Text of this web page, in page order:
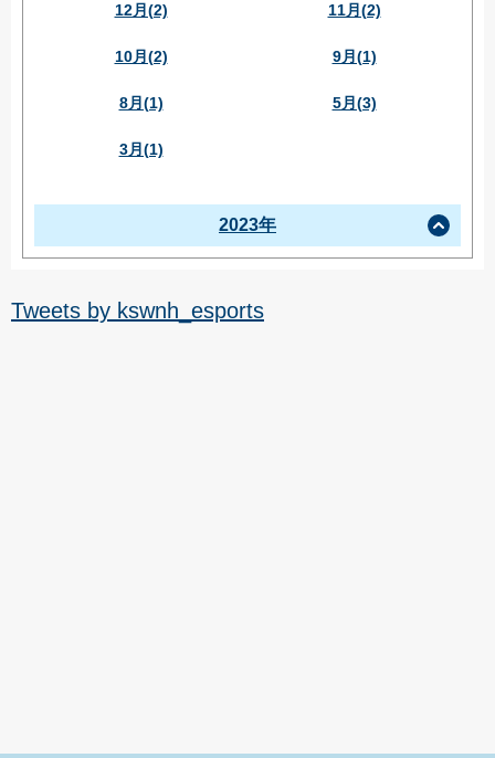
12月(2) 11月(2)
10月(2) 9月(1)
8月(1) 5月(3)
3月(1)
2023年
Tweets by kswnh_esports